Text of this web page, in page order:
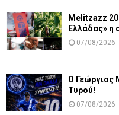
Melitzazz
Ελλάδας» η
07/08/2026
Ο Γεώργιος
Τυρού!
07/08/2026